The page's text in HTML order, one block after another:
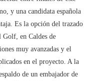
y una candidata española
Es la opción del trazado
Golf, en Caldes de
muy avanzadas y el
en el proyecto. A la
de un embajador de